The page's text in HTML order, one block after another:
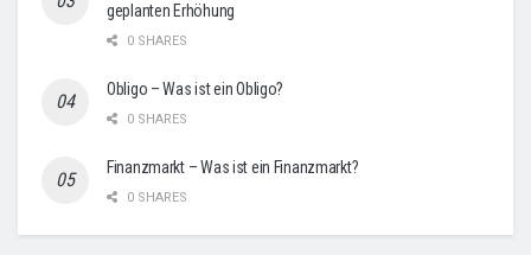
geplanten Erhöhung
0 SHARES
Obligo – Was ist ein Obligo?
0 SHARES
Finanzmarkt – Was ist ein Finanzmarkt?
0 SHARES